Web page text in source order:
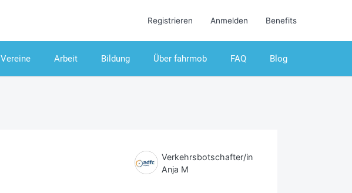
Registrieren Anmelden Benefits
Blog
FAQ
Über fahrmob
Bildung
Arbeit
Vereine
Verkehrsbotschafter/in
Anja M